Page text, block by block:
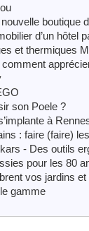
boutique
d’un hôtel
et thermiques
son Poele ?
à
: faire (faire)
- Des outils
pour les 80
vos jardins
gamme